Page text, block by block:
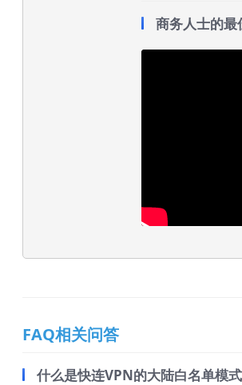
商务人士的最
FAQ相关问答
什么是快连VPN的大陆白名单模